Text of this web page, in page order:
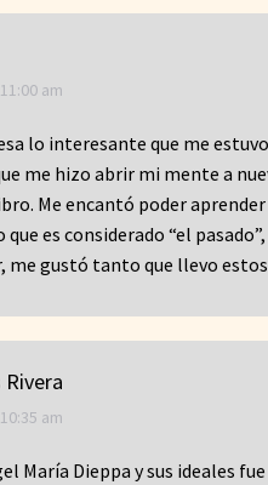
am
lo interesante que me
me hizo abrir mi mente a
Me encantó poder
es considerado “el
me gustó tanto que llevo
am
María Dieppa y sus ideales